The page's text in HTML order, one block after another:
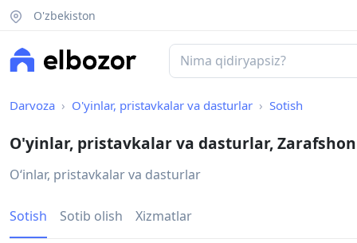
O'zbekiston
Darvoza O'yinlar, pristavkalar va dasturlar Sotish
O'yinlar, pristavkalar va dasturlar, Zarafshon
O‘inlar, pristavkalar va dasturlar
Sotish Sotib olish Xizmatlar